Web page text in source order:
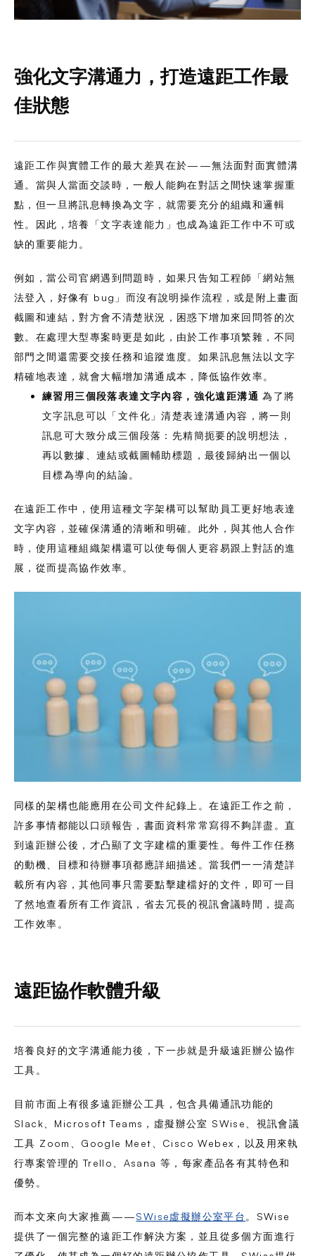
強化文字溝通力，打造遠距工作最
佳狀態
遠距工作與實體工作的最大差異在於——無法面對面實體溝
通。當與人當面交談時，一般人能夠在對話之間快速掌握重
點，但一旦將訊息轉換為文字，就需要充分的組織和邏輯
性。因此，培養「文字表達能力」也成為遠距工作中不可或
缺的重要能力。
例如，當公司官網遇到問題時，如果只告知工程師「網站無
法登入，好像有 bug」而沒有說明操作流程，或是附上畫面
截圖和連結，對方會不清楚狀況，困惑下增加來回問答的次
數。在處理大型專案時更是如此，由於工作事項繁雜，不同
部門之間還需要交接任務和追蹤進度。如果訊息無法以文字
精確地表達，就會大幅增加溝通成本，降低協作效率。
練習用三個段落表達文字內容，強化遠距溝通 為了將
文字訊息可以「文件化」清楚表達溝通內容，將一則
訊息可大致分成三個段落：先精簡扼要的說明想法，
再以數據、連結或截圖輔助標題，最後歸納出一個以
目標為導向的結論。
在遠距工作中，使用這種文字架構可以幫助員工更好地表達
文字內容，並確保溝通的清晰和明確。此外，與其他人合作
時，使用這種組織架構還可以使每個人更容易跟上對話的進
展，從而提高協作效率。
同樣的架構也能應用在公司文件紀錄上。在遠距工作之前，
許多事情都能以口頭報告，書面資料常常寫得不夠詳盡。直
到遠距辦公後，才凸顯了文字建檔的重要性。每件工作任務
的動機、目標和待辦事項都應詳細描述。當我們一一清楚詳
載所有內容，其他同事只需要點擊建檔好的文件，即可一目
了然地查看所有工作資訊，省去冗長的視訊會議時間，提高
工作效率。
遠距協作軟體升級
培養良好的文字溝通能力後，下一步就是升級遠距辦公協作
工具。
目前市面上有很多遠距辦公工具，包含具備通訊功能的
Slack、Microsoft Teams，虛擬辦公室 SWise、視訊會議
工具 Zoom、Google Meet、Cisco Webex，以及用來執
行專案管理的 Trello、Asana 等，每家產品各有其特色和
優勢。
而本文來向大家推薦——SWise虛擬辦公室平台。SWise
提供了一個完整的遠距工作解決方案，並且從多個方面進行